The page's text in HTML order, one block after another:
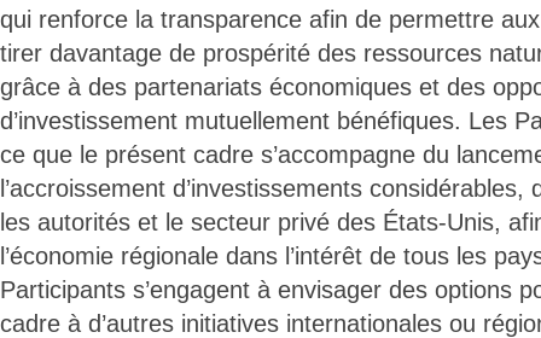
qui renforce la transparence afin de permettre
tirer davantage de prospérité des ressources
grâce à des partenariats économiques et des
d’investissement mutuellement bénéfiques. Les
ce que le présent cadre s’accompagne du
l’accroissement d’investissements
les autorités et le secteur privé des États-Unis,
l’économie régionale dans l’intérêt de tous les
Participants s’engagent à envisager des options
cadre à d’autres initiatives internationales ou